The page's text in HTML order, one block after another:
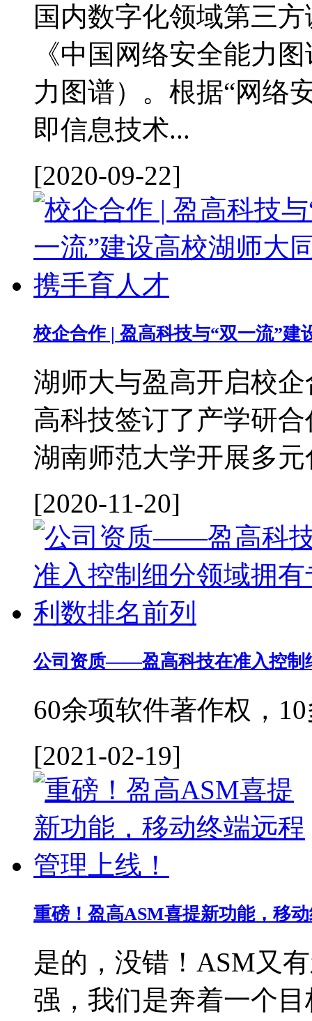
国内数字化领域第三
《中国网络安全能力
力图谱）。根据“网络
即信息技术...
[2020-09-22]
校企合作 | 盈高科技与“双一流”建
湖师大与盈高开启校
高科技签订了产学研
湖南师范大学开展多元
[2020-11-20]
公司资质——盈高科技在准入控制
60余项软件著作权，
[2021-02-19]
重磅！盈高ASM喜提新功能，移
是的，没错！ASM又
强，我们是奔着一个